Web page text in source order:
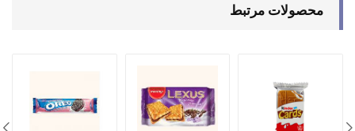
محصولات مرتبط